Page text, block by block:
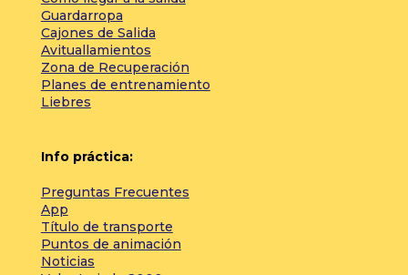
Guardarropa
Cajones de Salida
Avituallamientos
Zona de Recuperación
Planes de entrenamiento
Liebres
Info práctica:
Preguntas Frecuentes
App
Título de transporte
Puntos de animación
Noticias